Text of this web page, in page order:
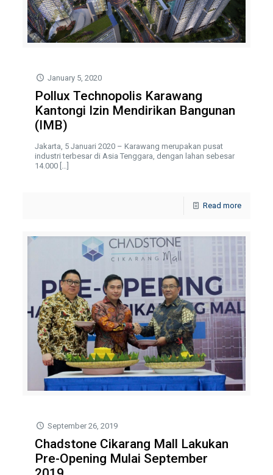
January 5, 2020
Pollux Technopolis Karawang
Kantongi Izin Mendirikan Bangunan
(IMB)
Jakarta, 5 Januari 2020 – Karawang merupakan pusat
industri terbesar di Asia Tenggara, dengan lahan sebesar
14.000[…]
Read more
September 26, 2019
Chadstone Cikarang Mall Lakukan
Pre-Opening Mulai September